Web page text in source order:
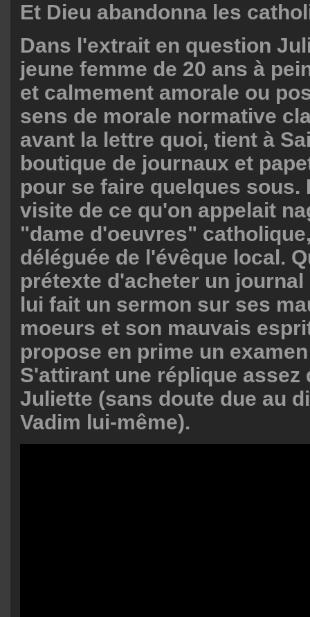
Et Dieu abandonna les
Dans l'extrait en question
jeune femme de 20 ans à
et calmement amorale ou
sens de morale normative
avant la lettre quoi, tient à
boutique de journaux et
pour se faire quelques sous.
visite de ce qu'on appelait
"dame d'oeuvres"
déléguée de l'évêque local.
prétexte d'acheter un journal
lui fait un sermon sur ses
moeurs et son mauvais
propose en prime un
S'attirant une réplique assez
Juliette (sans doute due au
Vadim lui-même).